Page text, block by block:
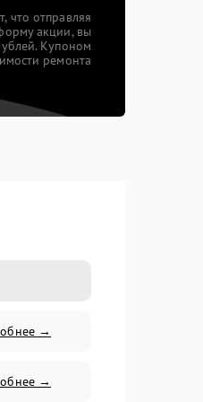
что отправляя
акции, вы
Купоном
ремонта
→
→